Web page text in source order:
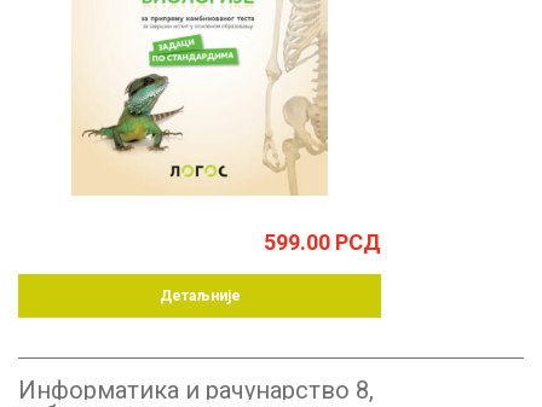
599.00 РСД
Детаљније
Информатика и рачунарство 8,